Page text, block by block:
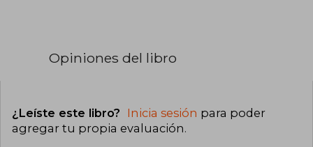
Opiniones del libro
¿Leíste este libro? Inicia sesión para poder
agregar tu propia evaluación.